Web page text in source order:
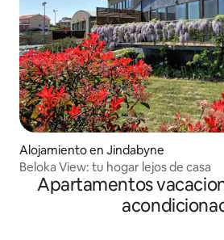
Alojamiento en Jindabyne
Beloka View: tu hogar lejos de casa
Apartamentos